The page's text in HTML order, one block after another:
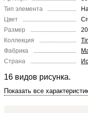
Тип элемента
Цвет
Размер
Коллекция
Фабрика
Страна
16 видов рисунка.
Показать все